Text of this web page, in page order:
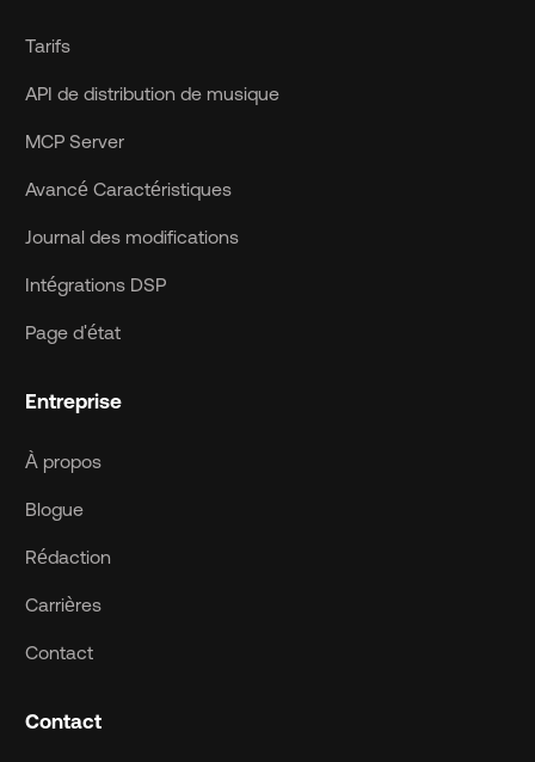
Tarifs
API de distribution de musique
MCP Server
Avancé Caractéristiques
Journal des modifications
Intégrations DSP
Page d'état
Entreprise
À propos
Blogue
Rédaction
Carrières
Contact
Contact